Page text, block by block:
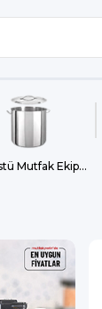
Set Üstü Mutfak Ekipmanları